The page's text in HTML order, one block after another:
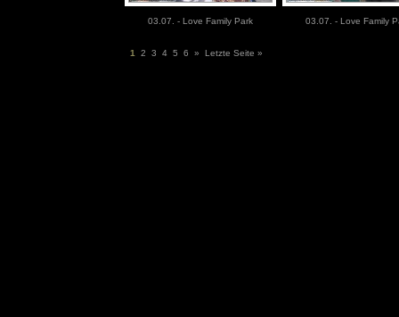
03.07. - Love Family Park 03.07. - Love Family
1 2 3 4 5 6 » Letzte Seite »